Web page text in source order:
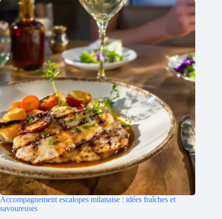
Accompagnement escalopes milanaise : idées fraîches et
savoureuses